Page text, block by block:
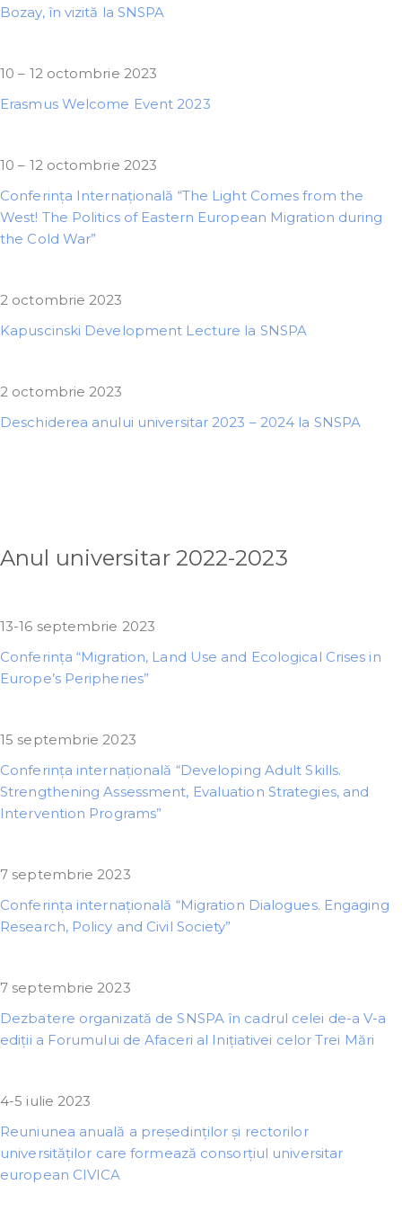
Bozay, în vizită la SNSPA
10 – 12 octombrie 2023
Erasmus Welcome Event 2023
10 – 12 octombrie 2023
Conferința Internațională “The Light Comes from the
West! The Politics of Eastern European Migration during
the Cold War”
2 octombrie 2023
Kapuscinski Development Lecture la SNSPA
2 octombrie 2023
Deschiderea anului universitar 2023 – 2024 la SNSPA
Anul universitar 2022-2023
13-16 septembrie 2023
Conferința “Migration, Land Use and Ecological Crises in
Europe’s Peripheries”
15 septembrie 2023
Conferința internațională “Developing Adult Skills.
Strengthening Assessment, Evaluation Strategies, and
Intervention Programs”
7 septembrie 2023
Conferința internațională “Migration Dialogues. Engaging
Research, Policy and Civil Society”
7 septembrie 2023
Dezbatere organizată de SNSPA în cadrul celei de-a V-a
ediții a Forumului de Afaceri al Inițiativei celor Trei Mări
4-5 iulie 2023
Reuniunea anuală a președinților și rectorilor
universităților care formează consorțiul universitar
european CIVICA